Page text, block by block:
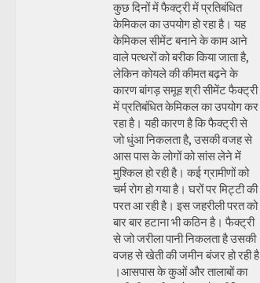
कुछ दिनों में फैक्ट्री में प्रतिबंधित
केमिकल का उपयोग हो रहा है। यह
केमिकल सीमेंट बनाने के काम आने
वाले पत्थरों को बरीक किया जाता है,
लेकिन कोयले की कीमत बढ़ने के
कारण बांगड़ समूह श्री सीमेंट फैक्ट्री
में प्रतिबंधित केमिकल का उपयोग कर
रहा है। यही कारण है कि फैक्ट्री से
जो धुंआ निकलता है, उसकी वजह से
आस पास के लोगों को सांस लेने में
मुश्किल हो रही है। कई ग्रामीणों को
चर्म रोग हो गया है। घरों पर मिट्टी की
परत आ रही है। इस जहरीली परत को
बार बार हटाना भी कठिन है। फैक्ट्री
से जो जरीला पानी निकलता है उसकी
वजह से खेती की जमीन बंजर हो रही है
।आसपास के कुओं और तालाबों का